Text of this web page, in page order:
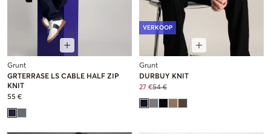
Grunt
GRTERRASE LS CABLE HALF ZIP
KNIT
55 €
VERKOOP
Grunt
DURBUY KNIT
27 €54 €